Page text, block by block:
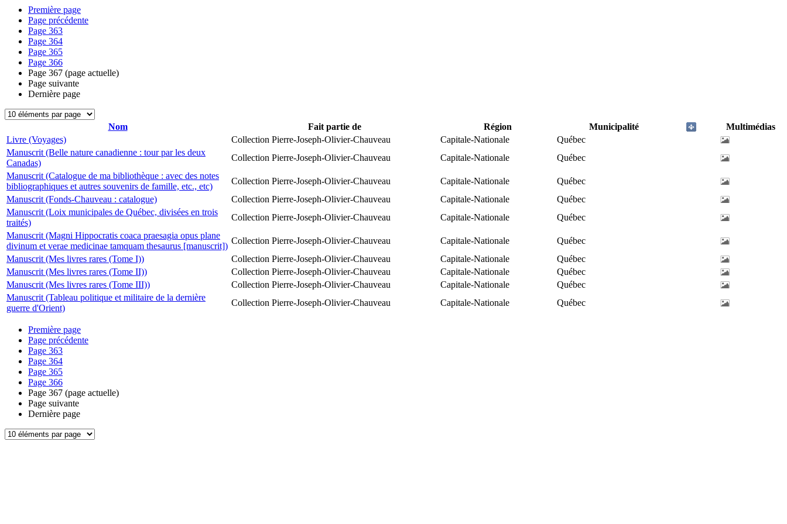
Première page
Page précédente
Page 363
Page 364
Page 365
Page 366
Page 367 (page actuelle)
Page suivante
Dernière page
Nom Fait partie de Région Municipalité
Multimédias
Livre (Voyages)
Collection Pierre-Joseph-Olivier-Chauveau Capitale-Nationale
Québec
Manuscrit (Belle nature canadienne : tour par les deux
Canadas)
Collection Pierre-Joseph-Olivier-Chauveau Capitale-Nationale
Québec
Manuscrit (Catalogue de ma bibliothèque : avec des notes
bibliographiques et autres souvenirs de famille, etc., etc)
Collection Pierre-Joseph-Olivier-Chauveau Capitale-Nationale
Québec
Manuscrit (Fonds-Chauveau : catalogue)
Collection Pierre-Joseph-Olivier-Chauveau Capitale-Nationale
Québec
Manuscrit (Loix municipales de Québec, divisées en trois
traités)
Collection Pierre-Joseph-Olivier-Chauveau Capitale-Nationale
Québec
Manuscrit (Magni Hippocratis coaca praesagia opus plane
divinum et verae medicinae tamquam thesaurus [manuscrit])
Collection Pierre-Joseph-Olivier-Chauveau Capitale-Nationale
Québec
Manuscrit (Mes livres rares (Tome I))
Collection Pierre-Joseph-Olivier-Chauveau Capitale-Nationale
Québec
Manuscrit (Mes livres rares (Tome II))
Collection Pierre-Joseph-Olivier-Chauveau Capitale-Nationale
Québec
Manuscrit (Mes livres rares (Tome III))
Collection Pierre-Joseph-Olivier-Chauveau Capitale-Nationale
Québec
Manuscrit (Tableau politique et militaire de la dernière
guerre d'Orient)
Collection Pierre-Joseph-Olivier-Chauveau Capitale-Nationale Québec
Première page
Page précédente
Page 363
Page 364
Page 365
Page 366
Page 367 (page actuelle)
Page suivante
Dernière page